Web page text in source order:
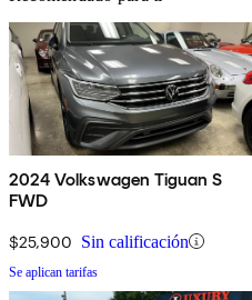
2024 Volkswagen Tiguan S
FWD
$25,900 Sin calificación
Se aplican tarifas